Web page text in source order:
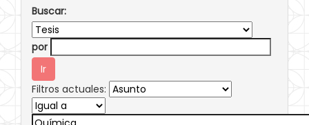
Buscar:
por
Filtros actuales: